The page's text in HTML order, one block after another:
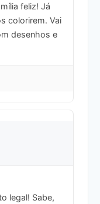
feliz! Já
colorirem. Vai
desenhos e
legal! Sabe,